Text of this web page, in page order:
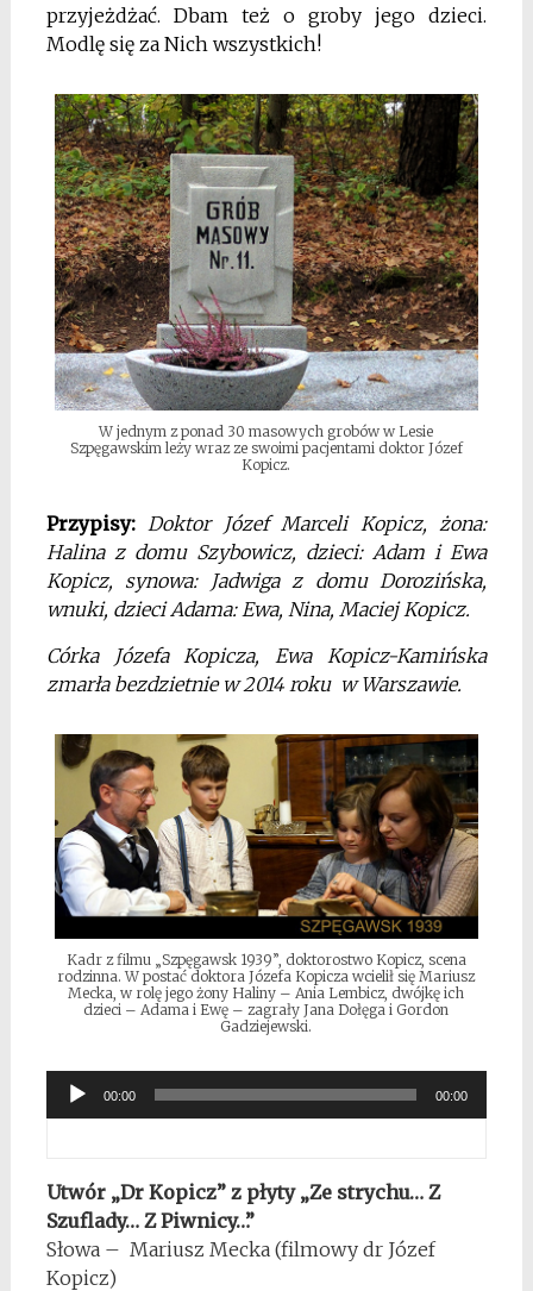
przyjeżdżać. Dbam też o groby jego dzieci.
Modlę się za Nich wszystkich!
W jednym z ponad 30 masowych grobów w Lesie
Szpęgawskim leży wraz ze swoimi pacjentami doktor Józef
Kopicz.
Przypisy: Doktor Józef Marceli Kopicz, żona:
Halina z domu Szybowicz, dzieci: Adam i Ewa
Kopicz, synowa: Jadwiga z domu Dorozińska,
wnuki, dzieci Adama: Ewa, Nina, Maciej Kopicz.
Córka Józefa Kopicza, Ewa Kopicz-Kamińska
zmarła bezdzietnie w 2014 roku w Warszawie.
Kadr z filmu „Szpęgawsk 1939”, doktorostwo Kopicz, scena
rodzinna. W postać doktora Józefa Kopicza wcielił się Mariusz
Mecka, w rolę jego żony Haliny – Ania Lembicz, dwójkę ich
dzieci – Adama i Ewę – zagrały Jana Dołęga i Gordon
Gadziejewski.
Odtwarzacz
00:00 00:00
Utwór „Dr Kopicz” z płyty „Ze strychu… Z
Szuflady… Z Piwnicy…”
Słowa – Mariusz Mecka (filmowy dr Józef
Kopicz)